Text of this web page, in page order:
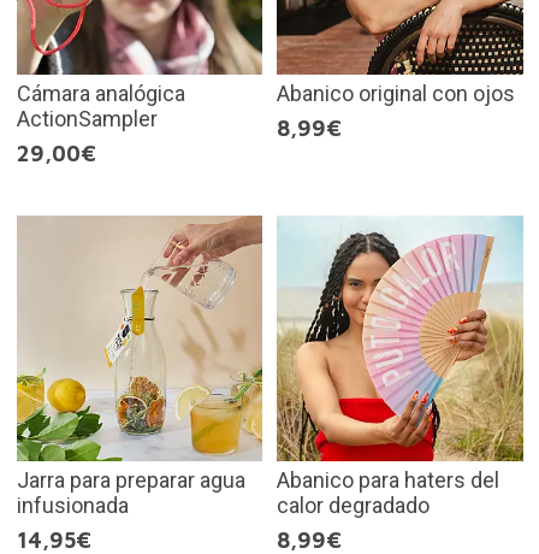
Cámara analógica
ActionSampler
29,00€
Abanico original con ojos
8,99€
Jarra para preparar agua
infusionada
14,95€
Abanico para haters del
calor degradado
8,99€